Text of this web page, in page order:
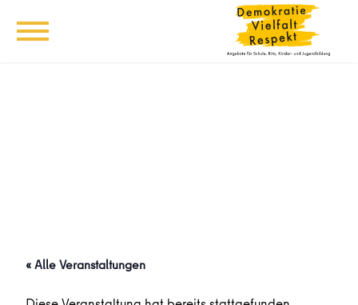
« Alle Veranstaltungen